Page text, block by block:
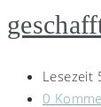
Lesezeit
0